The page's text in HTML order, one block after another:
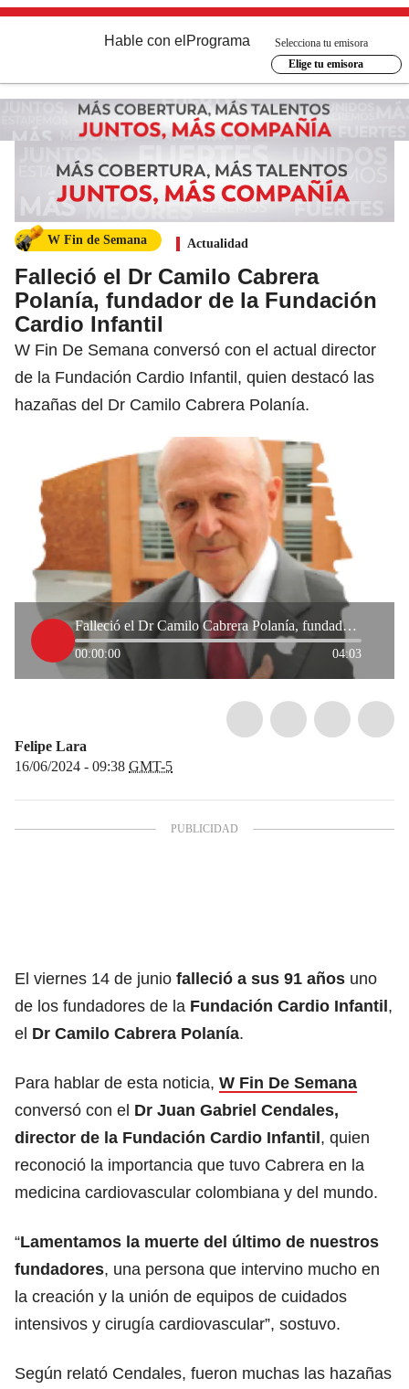
Hable con el Programa
Selecciona tu emisora
Elige tu emisora
W Fin de Semana Actualidad
Falleció el Dr Camilo Cabrera
Polanía, fundador de la Fundación
Cardio Infantil
W Fin De Semana conversó con el actual director
de la Fundación Cardio Infantil, quien destacó las
hazañas del Dr Camilo Cabrera Polanía.
Falleció el Dr Camilo Cabrera Polanía, fundador de la Fundación Cardio Infantil
00:00:00 04:03
Felipe Lara
16/06/2024 - 09:38 GMT-5
El viernes 14 de junio falleció a sus 91 años uno
de los fundadores de la Fundación Cardio Infantil,
el Dr Camilo Cabrera Polanía.
Para hablar de esta noticia, W Fin De Semana
conversó con el Dr Juan Gabriel Cendales,
director de la Fundación Cardio Infantil, quien
reconoció la importancia que tuvo Cabrera en la
medicina cardiovascular colombiana y del mundo.
“Lamentamos la muerte del último de nuestros
fundadores, una persona que intervino mucho en
la creación y la unión de equipos de cuidados
intensivos y cirugía cardiovascular”, sostuvo.
Según relató Cendales, fueron muchas las hazañas